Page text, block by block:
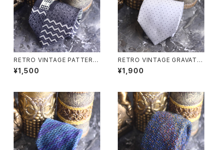
RETRO VINTAGE PATTERN
ED DESIGN SILK TIE/レトロ
古着柄デザインシルクネクタイ
¥1,500
RETRO VINTAGE GRAVAT D
OT PATTERNED SILK TIE/
レトロ古着ドット柄デザインシル
¥1,900